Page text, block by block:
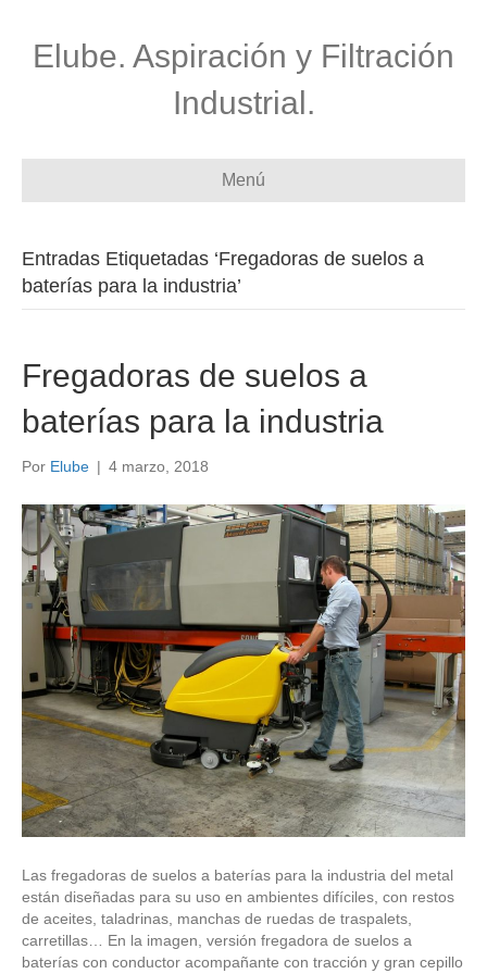
Elube. Aspiración y Filtración
Industrial.
Menú
Entradas Etiquetadas ‘Fregadoras de suelos a
baterías para la industria’
Fregadoras de suelos a
baterías para la industria
Por Elube | 4 marzo, 2018
Las fregadoras de suelos a baterías para la industria del metal
están diseñadas para su uso en ambientes difíciles, con restos
de aceites, taladrinas, manchas de ruedas de traspalets,
carretillas… En la imagen, versión fregadora de suelos a
baterías con conductor acompañante con tracción y gran cepillo